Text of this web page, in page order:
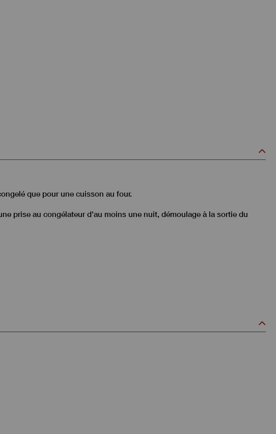
que pour une cuisson au four.
prise au congélateur d'au moins une nuit, démoulage à la sortie du